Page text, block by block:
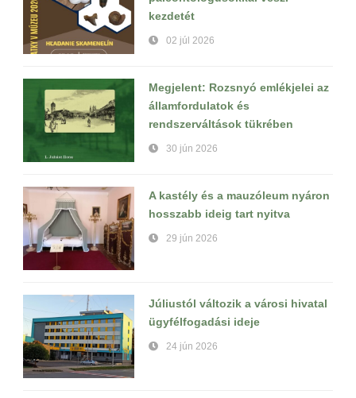
kezdetét
02 júl 2026
Megjelent: Rozsnyó emlékjelei az
államfordulatok és
rendszerváltások tükrében
30 jún 2026
A kastély és a mauzóleum nyáron
hosszabb ideig tart nyitva
29 jún 2026
Júliustól változik a városi hivatal
ügyfélfogadási ideje
24 jún 2026